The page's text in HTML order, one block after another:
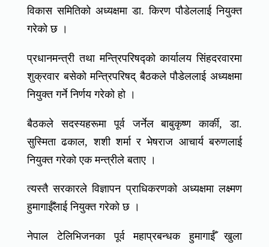
विकास समितिको अध्यक्षमा डा. किरण पौडेललाई नियुक्त
गरेको छ ।
प्रधानमन्त्री तथा मन्त्रिपरिषद्को कार्यालय सिंहदरवारमा
शुक्रवार बसेको मन्त्रिपरिषद् बैठकले पौडेललाई अध्यक्षमा
नियुक्त गर्ने निर्णय गरेको हो ।
बैठकले सदस्यहरूमा पूर्व जर्नेल बाबुकृष्ण कार्की, डा.
सुस्मिता ढकाल, शशी शर्मा र भेषराज आचार्य बरुणलाई
नियुक्त गरेको एक मन्त्रीले बताए ।
त्यस्तै सरकारले विज्ञापन प्राधिकरणको अध्यक्षमा लक्ष्मण
हुमागाईँलाई नियुक्त गरेको छ ।
नेपाल टेलिभिजनका पूर्व महाप्रबन्धक हुमागाईँ खुला